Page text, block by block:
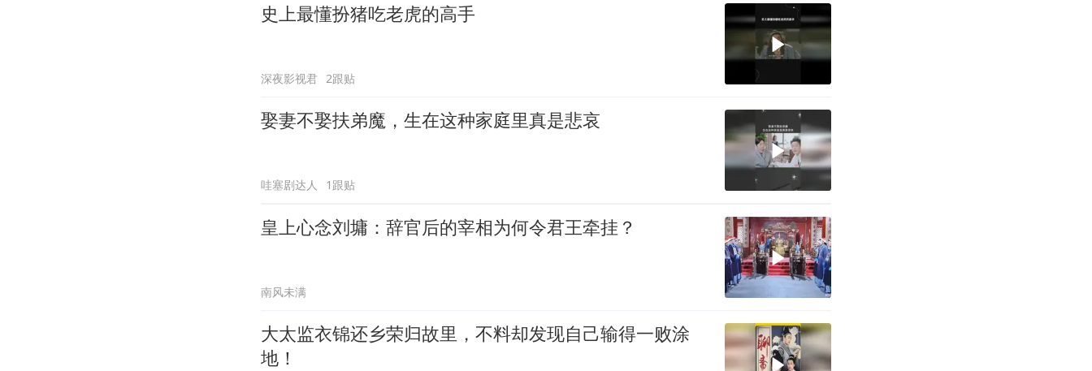
史上最懂扮猪吃老虎的高手
深夜影视君 2跟贴
娶妻不娶扶弟魔，生在这种家庭里真是悲哀
哇塞剧达人 1跟贴
皇上心念刘墉：辞官后的宰相为何令君王牵挂？
南风未满
大太监衣锦还乡荣归故里，不料却发现自己输得一败涂
地！